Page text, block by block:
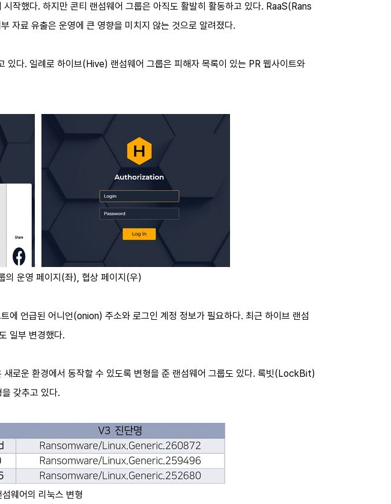
작했다. 하지만 콘티 랜섬웨어 그룹은 아직도 활발히 활동하고 있다. RaaS(Rans
자료 유출은 운영에 큰 영향을 미치지 않는 것으로 알려졌다.
있다. 일례로 하이브(Hive) 랜섬웨어 그룹은 피해자 목록이 있는 PR 웹사이트와
의 운영 페이지(좌), 협상 페이지(우)
언급된 어니언(onion) 주소와 로그인 계정 정보가 필요하다. 최근 하이브 랜섬
일부 변경했다.
로운 환경에서 동작할 수 있도록 변형을 준 랜섬웨어 그룹도 있다. 록빗(LockBit)
갖추고 있다.
웨어의 리눅스 변형